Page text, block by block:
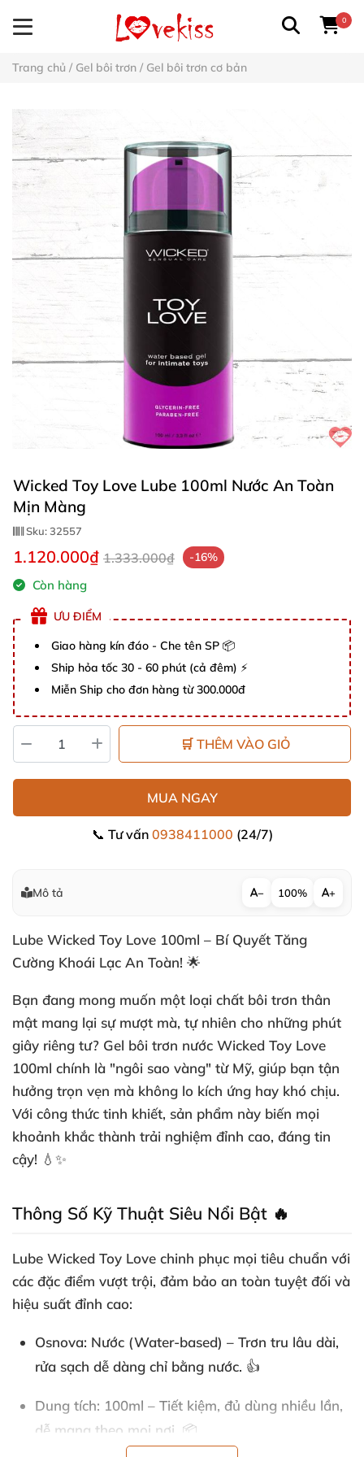
0
Trang chủ / Gel bôi trơn / Gel bôi trơn cơ bản
Wicked Toy Love Lube 100ml Nước An Toàn
Mịn Màng
Sku:32557
1.120.000₫ 1.333.000₫ -16%
Còn hàng
ƯU ĐIỂM
Giao hàng kín đáo - Che tên SP 📦
Ship hỏa tốc 30 - 60 phút (cả đêm) ⚡
Miễn Ship cho đơn hàng từ 300.000đ
🛒 THÊM VÀO GIỎ
MUA NGAY
📞 Tư vấn 0938411000 (24/7)
Mô tả − 100% +
Lube Wicked Toy Love 100ml – Bí Quyết Tăng
Cường Khoái Lạc An Toàn! 🌟
Bạn đang mong muốn một loại chất bôi trơn thân
mật mang lại sự mượt mà, tự nhiên cho những phút
giây riêng tư? Gel bôi trơn nước Wicked Toy Love
100ml chính là "ngôi sao vàng" từ Mỹ, giúp bạn tận
hưởng trọn vẹn mà không lo kích ứng hay khó chịu.
Với công thức tinh khiết, sản phẩm này biến mọi
khoảnh khắc thành trải nghiệm đỉnh cao, đáng tin
cậy! 💧✨
Thông Số Kỹ Thuật Siêu Nổi Bật 🔥
Lube Wicked Toy Love chinh phục mọi tiêu chuẩn với
các đặc điểm vượt trội, đảm bảo an toàn tuyệt đối và
hiệu suất đỉnh cao:
Osnova: Nước (Water-based) – Trơn tru lâu dài,
rửa sạch dễ dàng chỉ bằng nước. 👍
Dung tích: 100ml – Tiết kiệm, đủ dùng nhiều lần,
dễ mang theo mọi nơi. 📦